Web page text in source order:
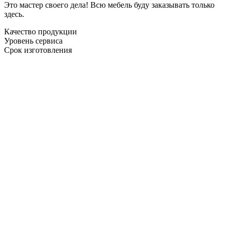
Это мастер своего дела! Всю мебель буду заказывать только
здесь.
Качество продукции
Уровень сервиса
Срок изготовления